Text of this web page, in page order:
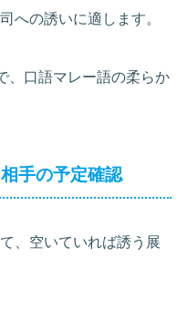
への誘いに適します。
、口語マレー語の柔らか
手の予定確認
、空いていれば誘う展